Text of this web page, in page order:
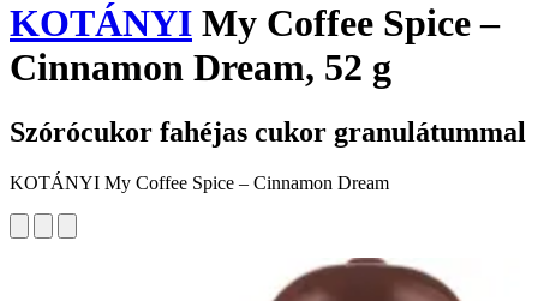
KOTÁNYI My Coffee Spice –
Cinnamon Dream, 52 g
Szórócukor fahéjas cukor granulátummal
KOTÁNYI My Coffee Spice – Cinnamon Dream